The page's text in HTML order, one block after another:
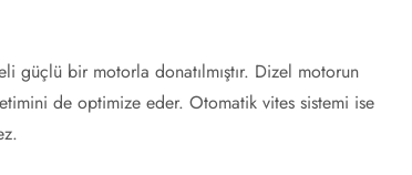
güçlü bir motorla donatılmıştır. Dizel motorun
de optimize eder. Otomatik vites sistemi ise